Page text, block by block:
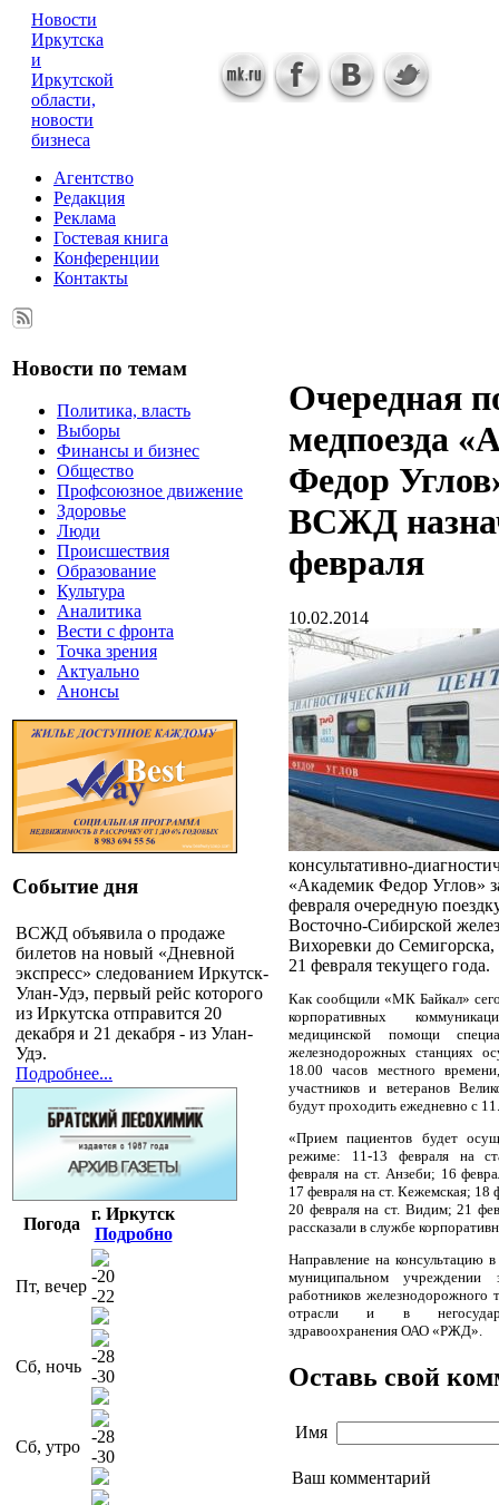
Новости
Иркутска
и
Иркутской
области,
новости
бизнеса
Агентство
Редакция
Реклама
Гостевая книга
Конференции
Контакты
Новости по темам
Политика, власть
Выборы
Финансы и бизнес
Общество
Профсоюзное движение
Здоровье
Люди
Происшествия
Образование
Культура
Аналитика
Вести с фронта
Точка зрения
Актуально
Анонсы
Событие дня
ВСЖД объявила о продаже
билетов на новый «Дневной
экспресс» следованием Иркутск-
Улан-Удэ, первый рейс которого
из Иркутска отправится 20
декабря и 21 декабря - из Улан-
Удэ.
Подробнее...
Погода
г. Иркутск
Подробно
Пт, вечер
-20
-22
Сб, ночь
-28
-30
Сб, утро
-28
-30
Очередная
медпоезда
Федор
ВСЖД
февраля
10.02.2014
консультативно-
«Академик Федор Углов»
февраля очередную
Восточно-Сибирской
Вихоревки до Семигорска,
21 февраля текущего года.
Как сообщили «МК Байкал»
корпоративных
медицинской помощи
железнодорожных станциях
18.00 часов местного
участников и ветеранов
будут проходить ежедневно с
«Прием пациентов будет
режиме: 11-13 февраля на
февраля на ст. Анзеби; 16
17 февраля на ст. Кежемская; 18
20 февраля на ст. Видим; 21
рассказали в службе
Направление на
муниципальном учреждении
работников железнодорожного
отрасли и в
здравоохранения ОАО «РЖД».
Оставь свой
Имя
Ваш комментарий